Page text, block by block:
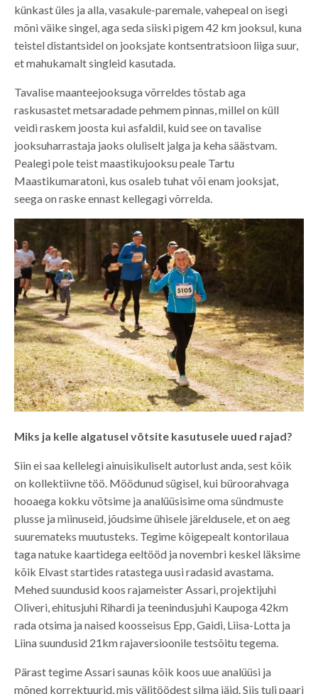
künkast üles ja alla, vasakule-paremale, vahepeal on isegi
mõni väike singel, aga seda siiski pigem 42 km jooksul, kuna
teistel distantsidel on jooksjate kontsentratsioon liiga suur,
et mahukamalt singleid kasutada.
Tavalise maanteejooksuga võrreldes tõstab aga
raskusastet metsaradade pehmem pinnas, millel on küll
veidi raskem joosta kui asfaldil, kuid see on tavalise
jooksuharrastaja jaoks oluliselt jalga ja keha säästvam.
Pealegi pole teist maastikujooksu peale Tartu
Maastikumaratoni, kus osaleb tuhat või enam jooksjat,
seega on raske ennast kellegagi võrrelda.
Miks ja kelle algatusel võtsite kasutusele uued rajad?
Siin ei saa kellelegi ainuisikuliselt autorlust anda, sest kõik
on kollektiivne töö. Möödunud sügisel, kui büroorahvaga
hooaega kokku võtsime ja analüüsisime oma sündmuste
plusse ja miinuseid, jõudsime ühisele järeldusele, et on aeg
suuremateks muutusteks. Tegime kõigepealt kontorilaua
taga natuke kaartidega eeltööd ja novembri keskel läksime
kõik Elvast startides ratastega uusi radasid avastama.
Mehed suundusid koos rajameister Assari, projektijuhi
Oliveri, ehitusjuhi Rihardi ja teenindusjuhi Kaupoga 42km
rada otsima ja naised koosseisus Epp, Gaidi, Liisa-Lotta ja
Liina suundusid 21km rajaversioonile testsõitu tegema.
Pärast tegime Assari saunas kõik koos uue analüüsi ja
mõned korrektuurid, mis välitöödest silma jäid. Siis tuli paari